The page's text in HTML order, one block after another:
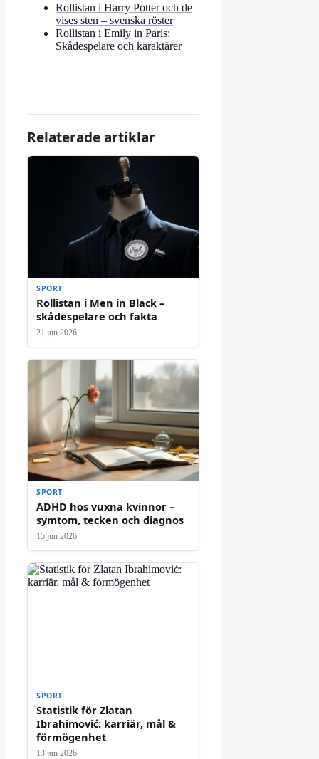
Rollistan i Harry Potter och de
vises sten – svenska röster
Rollistan i Emily in Paris:
Skådespelare och karaktärer
Relaterade artiklar
SPORT
Rollistan i Men in Black –
skådespelare och fakta
21 jun 2026
SPORT
ADHD hos vuxna kvinnor –
symtom, tecken och diagnos
15 jun 2026
SPORT
Statistik för Zlatan
Ibrahimović: karriär, mål &
förmögenhet
13 jun 2026